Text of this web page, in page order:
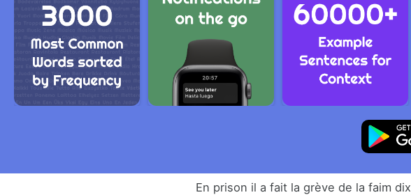
En prison il a fait la grève de la faim dix